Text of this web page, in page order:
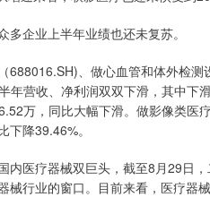
多企业上半年业绩也还未复苏。
688016.SH)、做心血管和体外检
年营收、净利润双双下滑，其中
万，同比大幅下滑。做影像类医
下降39.46%。
内医疗器械双巨头，截至8月29日
械行业的窗口。目前来看，医疗器
14311.01 200.89